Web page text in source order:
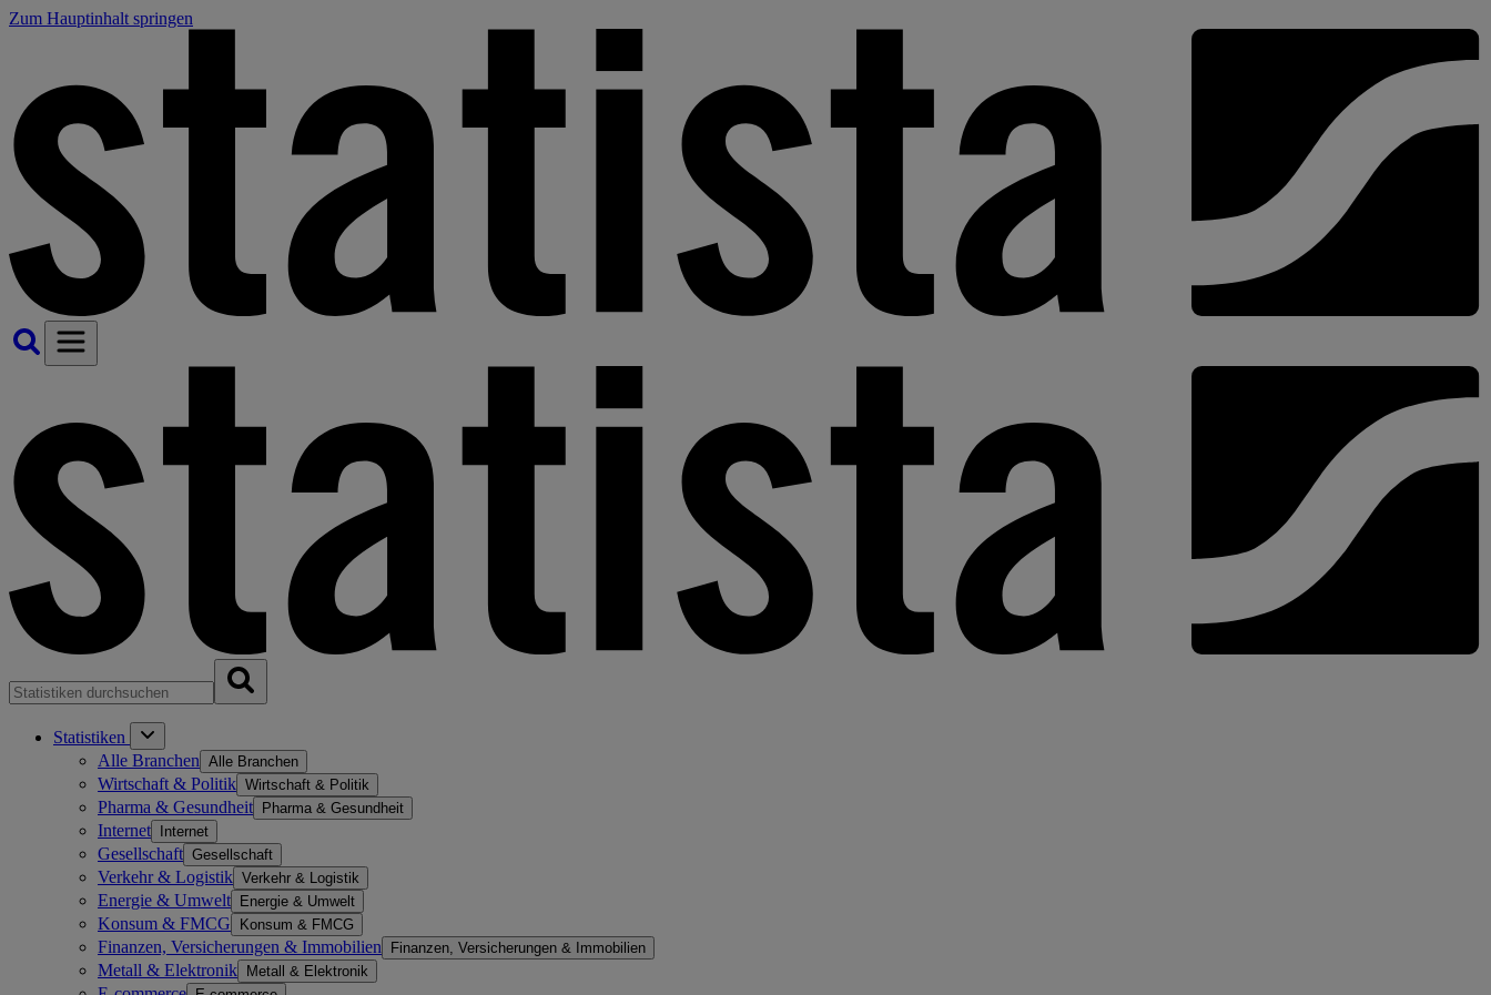
Zum Hauptinhalt springen
Statistiken
Alle Branchen Alle Branchen
Wirtschaft & Politik Wirtschaft & Politik
Pharma & Gesundheit Pharma & Gesundheit
Internet Internet
Gesellschaft Gesellschaft
Verkehr & Logistik Verkehr & Logistik
Energie & Umwelt Energie & Umwelt
Konsum & FMCG Konsum & FMCG
Finanzen, Versicherungen & Immobilien Finanzen, Versicherungen & Immobilien
Metall & Elektronik Metall & Elektronik